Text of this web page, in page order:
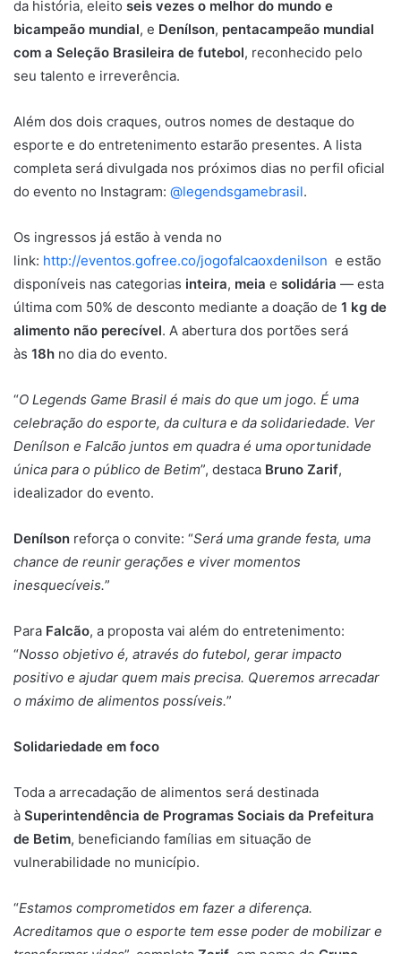
da história, eleito seis vezes o melhor do mundo e
bicampeão mundial, e Denílson, pentacampeão mundial
com a Seleção Brasileira de futebol, reconhecido pelo
seu talento e irreverência.
Além dos dois craques, outros nomes de destaque do
esporte e do entretenimento estarão presentes. A lista
completa será divulgada nos próximos dias no perfil oficial
do evento no Instagram: @legendsgamebrasil.
Os ingressos já estão à venda no
link: http://eventos.gofree.co/jogofalcaoxdenilson e estão
disponíveis nas categorias inteira, meia e solidária — esta
última com 50% de desconto mediante a doação de 1 kg de
alimento não perecível. A abertura dos portões será
às 18h no dia do evento.
“O Legends Game Brasil é mais do que um jogo. É uma
celebração do esporte, da cultura e da solidariedade. Ver
Denílson e Falcão juntos em quadra é uma oportunidade
única para o público de Betim”, destaca Bruno Zarif,
idealizador do evento.
Denílson reforça o convite: “Será uma grande festa, uma
chance de reunir gerações e viver momentos
inesquecíveis.”
Para Falcão, a proposta vai além do entretenimento:
“Nosso objetivo é, através do futebol, gerar impacto
positivo e ajudar quem mais precisa. Queremos arrecadar
o máximo de alimentos possíveis.”
Solidariedade em foco
Toda a arrecadação de alimentos será destinada
à Superintendência de Programas Sociais da Prefeitura
de Betim, beneficiando famílias em situação de
vulnerabilidade no município.
“Estamos comprometidos em fazer a diferença.
Acreditamos que o esporte tem esse poder de mobilizar e